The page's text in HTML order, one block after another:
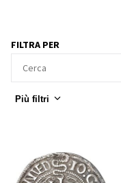
FILTRA PER
Più filtri